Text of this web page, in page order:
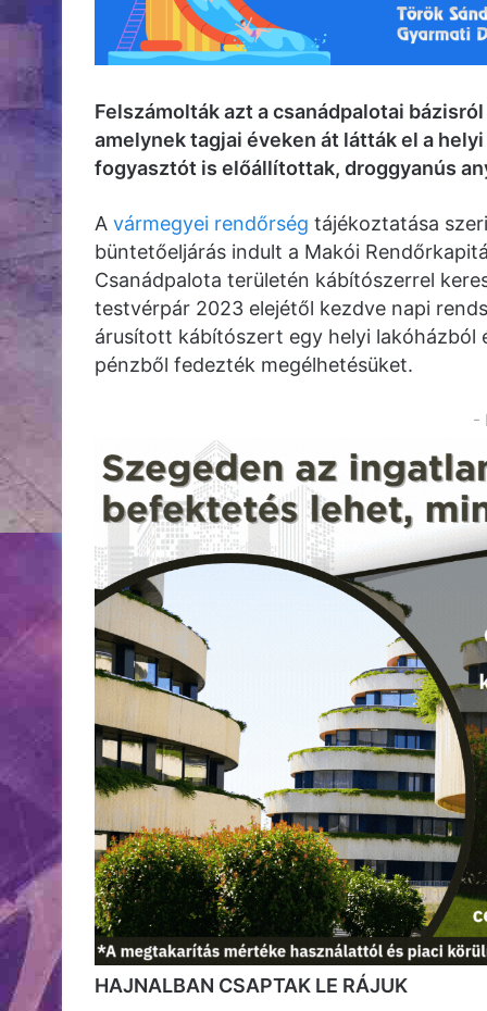
Felszámolták azt a csanádpalotai
amelynek tagjai éveken át látták el a
fogyasztót is előállítottak, droggyanús
A vármegyei rendőrség tájékoztatása
büntetőeljárás indult a Makói
Csanádpalota területén kábítószerrel
testvérpár 2023 elejétől kezdve napi
árusított kábítószert egy helyi lakóházból
pénzből fedezték megélhetésüket.
-
HAJNALBAN CSAPTAK LE RÁJUK